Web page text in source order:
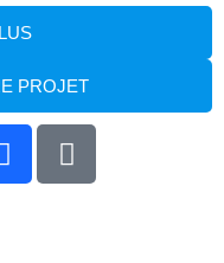
PROJET